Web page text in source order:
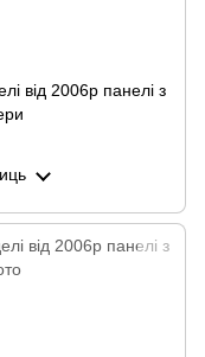
від 2006р панелі з